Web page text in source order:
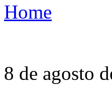
Home
8 de agosto